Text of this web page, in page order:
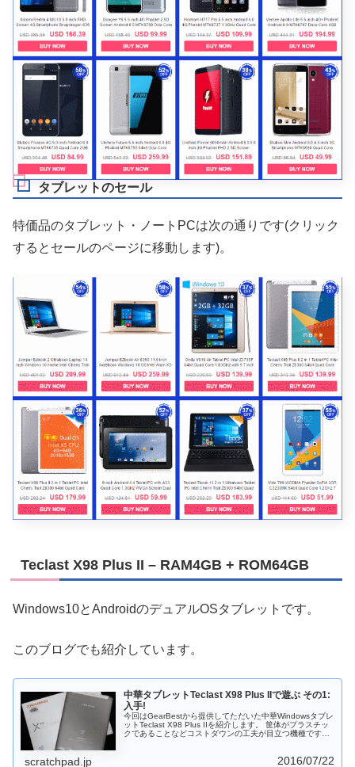
タブレットのセール
特価品のタブレット・ノートPCは次の通りです(クリック
するとセールのページに移動します)。
Teclast X98 Plus II – RAM4GB + ROM64GB
Windows10とAndroidのデュアルOSタブレットです。
このブログでも紹介しています。
中華タブレットTeclast X98 Plus IIで遊ぶ その1:
入手!
今回はGearBestから提供してただいた中華Windowsタブレ
ットTeclast X98 Plus IIを紹介します。 筐体がプラスチッ
クであることなどコストダウンの工夫が目立つ機種です
方には選択肢になるのではないでしょうか。
scratchpad.jp 2016/07/22